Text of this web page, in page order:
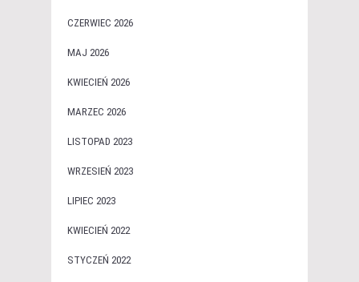
CZERWIEC 2026
MAJ 2026
KWIECIEŃ 2026
MARZEC 2026
LISTOPAD 2023
WRZESIEŃ 2023
LIPIEC 2023
KWIECIEŃ 2022
STYCZEŃ 2022